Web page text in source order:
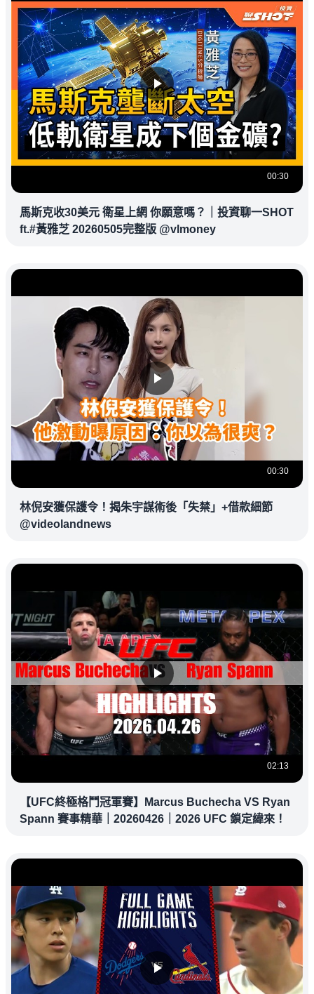
00:30
馬斯克收30美元 衛星上網 你願意嗎？｜投資聊一SHOT
ft.#黃雅芝 20260505完整版 @vlmoney
00:30
林倪安獲保護令！揭朱宇謀術後「失禁」+借款細節
@videolandnews
02:13
【UFC終極格鬥冠軍賽】Marcus Buchecha VS Ryan
Spann 賽事精華｜20260426｜2026 UFC 鎖定緯來！